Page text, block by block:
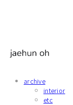
archive
interior
etc